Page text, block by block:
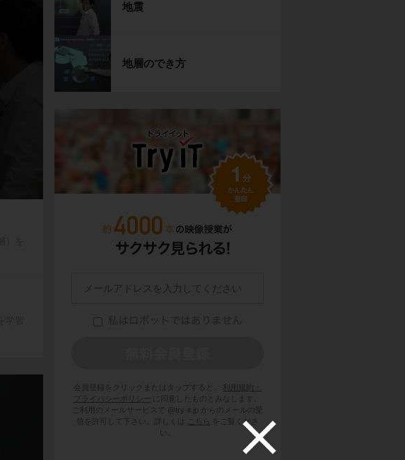
地震
地層のでき方
会員登録をクリックまたはタップすると、
利用規約・
プライバシーポリシー
に同意したものとみなします。
ご利用のメールサービスで @try-it.jp からのメールの受
信を許可して下さい。詳しくは
こちら
をご覧くださ
い。